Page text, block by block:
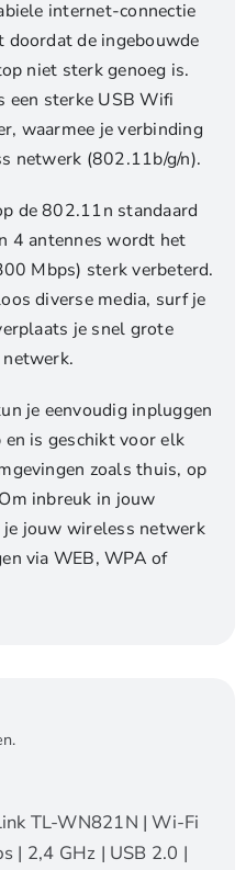
internet-connectie
de ingebouwde
niet sterk genoeg is.
een sterke USB Wifi
waarmee je verbinding
netwerk (802.11b/g/n).
de 802.11n standaard
4 antennes wordt het
Mbps) sterk verbeterd.
diverse media, surf je
je snel grote
je eenvoudig inpluggen
is geschikt voor elk
zoals thuis, op
inbreuk in jouw
jouw wireless netwerk
via WEB, WPA of
TL-WN821N | Wi-Fi
| 2,4 GHz | USB 2.0 |